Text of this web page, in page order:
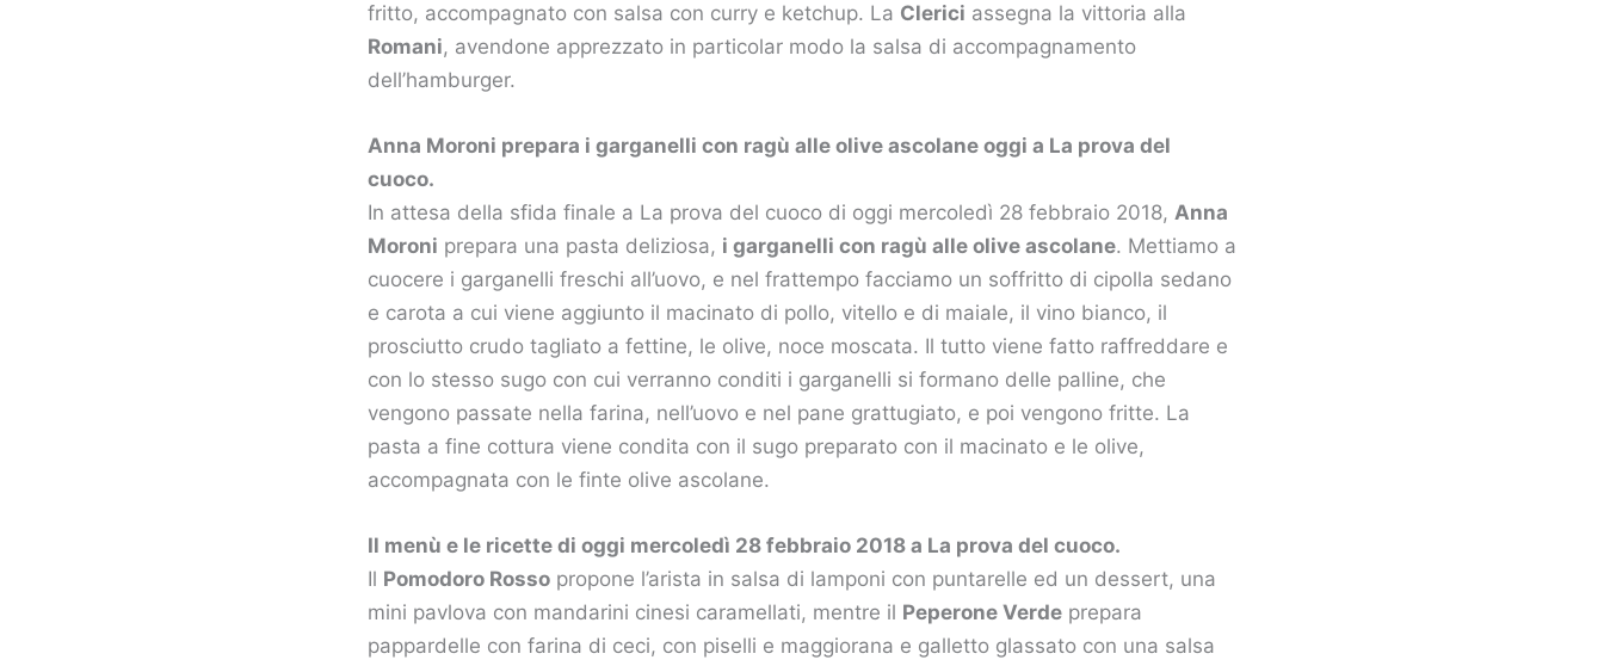
fritto, accompagnato con salsa con curry e ketchup. La Clerici assegna la vittoria alla
Romani, avendone apprezzato in particolar modo la salsa di accompagnamento
dell’hamburger.
Anna Moroni prepara i garganelli con ragù alle olive ascolane oggi a La prova del
cuoco.
In attesa della sfida finale a La prova del cuoco di oggi mercoledì 28 febbraio 2018, Anna
Moroni prepara una pasta deliziosa, i garganelli con ragù alle olive ascolane. Mettiamo a
cuocere i garganelli freschi all’uovo, e nel frattempo facciamo un soffritto di cipolla sedano
e carota a cui viene aggiunto il macinato di pollo, vitello e di maiale, il vino bianco, il
prosciutto crudo tagliato a fettine, le olive, noce moscata. Il tutto viene fatto raffreddare e
con lo stesso sugo con cui verranno conditi i garganelli si formano delle palline, che
vengono passate nella farina, nell’uovo e nel pane grattugiato, e poi vengono fritte. La
pasta a fine cottura viene condita con il sugo preparato con il macinato e le olive,
accompagnata con le finte olive ascolane.
Il menù e le ricette di oggi mercoledì 28 febbraio 2018 a La prova del cuoco.
Il Pomodoro Rosso propone l’arista in salsa di lamponi con puntarelle ed un dessert, una
mini pavlova con mandarini cinesi caramellati, mentre il Peperone Verde prepara
pappardelle con farina di ceci, con piselli e maggiorana e galletto glassato con una salsa